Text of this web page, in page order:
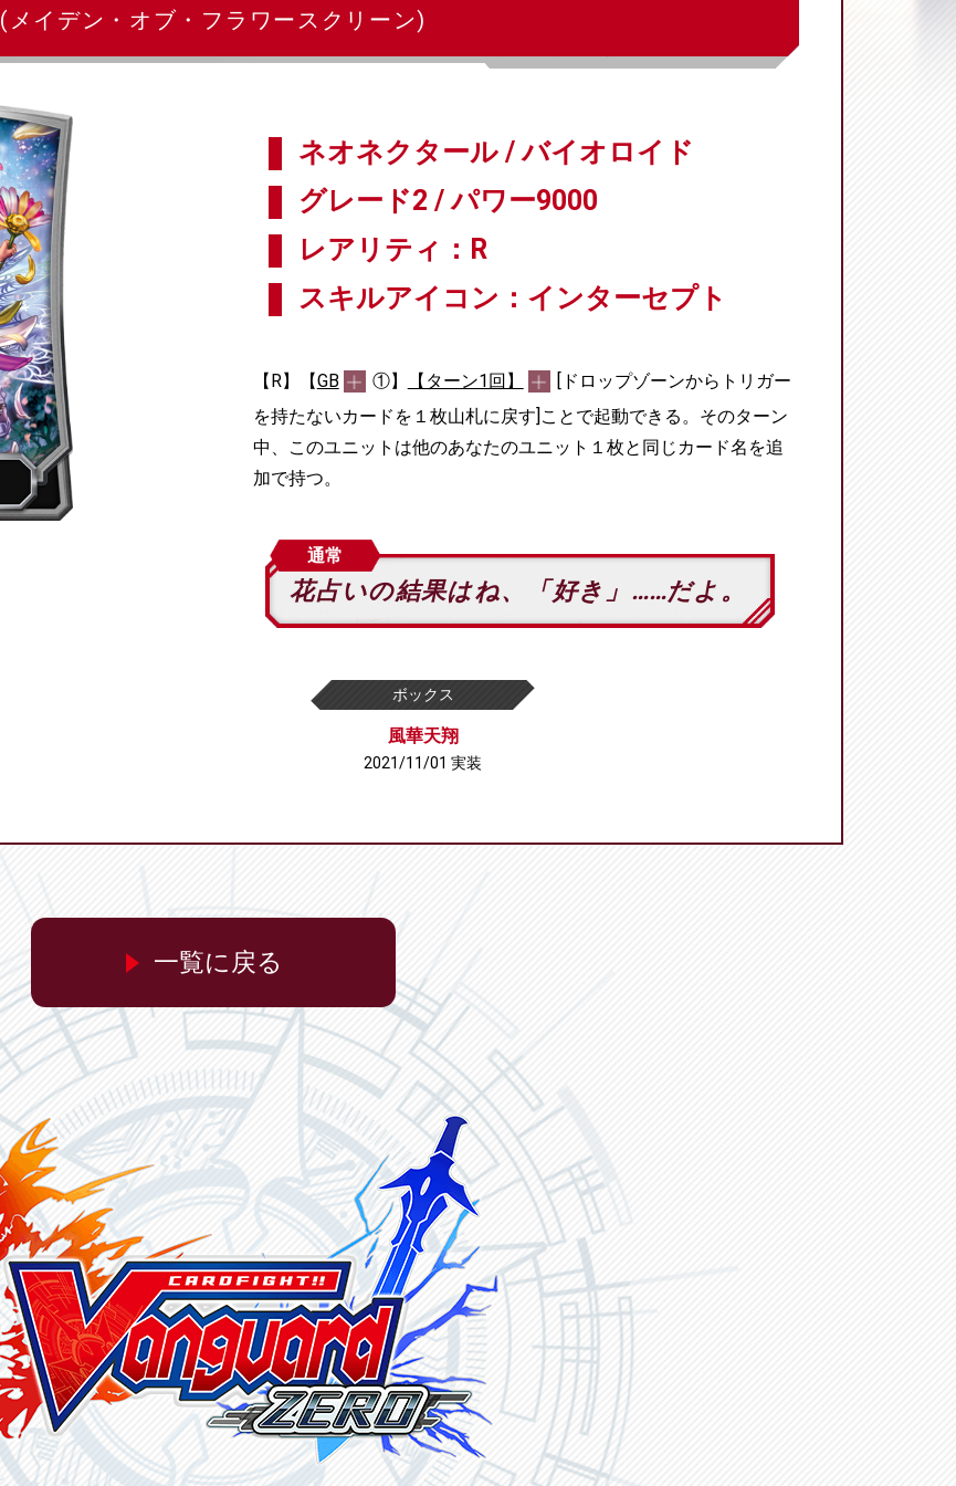
(メイデン・オブ・フラワースクリーン)
ネオネクタール / バイオロイド
グレード2 / パワー9000
レアリティ：R
スキルアイコン：インターセプト
【R】【GB ①】 【ターン1回】
[ドロップゾーンからトリガー
を持たないカードを１枚山札に戻す]ことで起動できる。そのターン
中、このユニットは他のあなたのユニット１枚と同じカード名を追
加で持つ。
通常
花占いの結果はね、「好き」……だよ。
ボックス
風華天翔
2021/11/01 実装
一覧に戻る
ヴァンガード ZERO